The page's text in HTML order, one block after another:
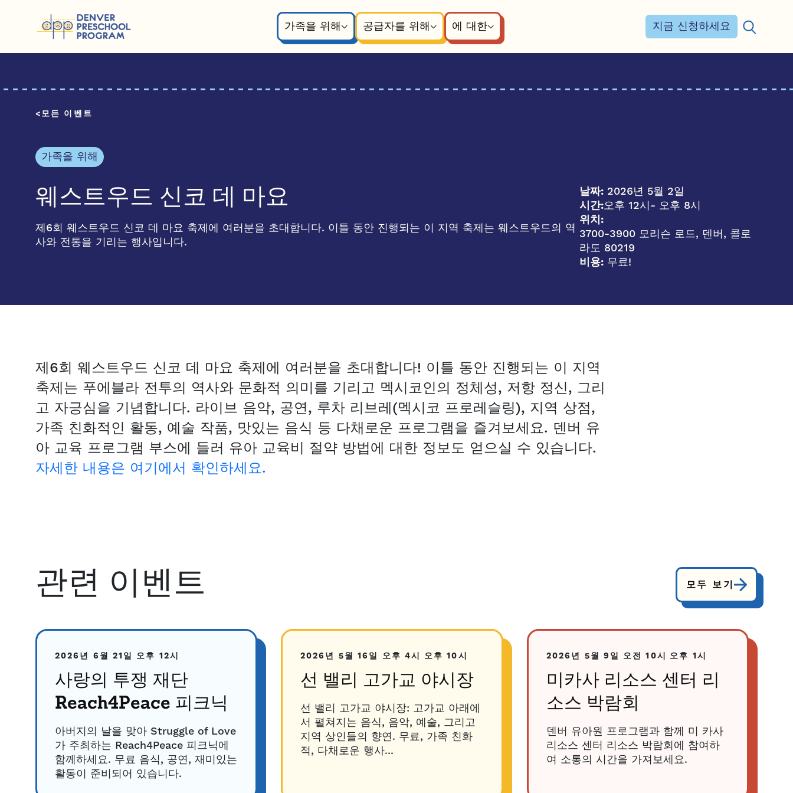
가족을 위해
공급자를 위해 에 대한 지금 신청하세요
검색:
모든 이벤트
가족을 위해
웨스트우드 신코 데 마요
제6회 웨스트우드 신코 데 마요 축제에 여러분을 초대합니다. 이틀 동안 진행되는 이 지역 축제는 웨스트우드의 역
사와 전통을 기리는 행사입니다.
날짜:2026년 5월 2일
시간:오후 12시- 오후 8시
위치:
3700-3900 모리슨 로드, 덴버, 콜로
라도 80219
비용:무료!
제6회 웨스트우드 신코 데 마요 축제에 여러분을 초대합니다! 이틀 동안 진행되는 이 지역
축제는 푸에블라 전투의 역사와 문화적 의미를 기리고 멕시코인의 정체성, 저항 정신, 그리
고 자긍심을 기념합니다. 라이브 음악, 공연, 루차 리브레(멕시코 프로레슬링), 지역 상점,
가족 친화적인 활동, 예술 작품, 맛있는 음식 등 다채로운 프로그램을 즐겨보세요. 덴버 유
아 교육 프로그램 부스에 들러 유아 교육비 절약 방법에 대한 정보도 얻으실 수 있습니다.
자세한 내용은 여기에서 확인하세요.
관련 이벤트 모두 보기
2026년 6월 21일 오후 12시
사랑의 투쟁 재단
Reach4Peace 피크닉
아버지의 날을 맞아 Struggle of Love
가 주최하는 Reach4Peace 피크닉에
함께하세요. 무료 음식, 공연, 재미있는
활동이 준비되어 있습니다.
2026년 5월 16일 오후 4시 오후 10시
선 밸리 고가교 야시장
선 밸리 고가교 야시장: 고가교 아래에
서 펼쳐지는 음식, 음악, 예술, 그리고
지역 상인들의 향연. 무료, 가족 친화
적, 다채로운 행사...
2026년 5월 9일 오전 10시 오후 1시
미카사 리소스 센터 리
소스 박람회
덴버 유아원 프로그램과 함께 미 카사
리소스 센터 리소스 박람회에 참여하
여 소통의 시간을 가져보세요.